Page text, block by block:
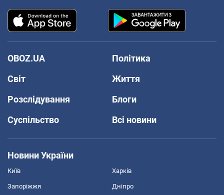
OBOZ.UA
Політика
Світ
Життя
Розслідування
Блоги
Суспільство
Всі новини
Новини України
Київ Харків
Запоріжжя Дніпро